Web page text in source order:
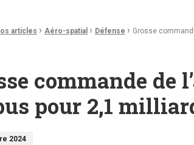
articles › Aéro-spatial › Défense › Grosse
commande de
pour 2,1
2024